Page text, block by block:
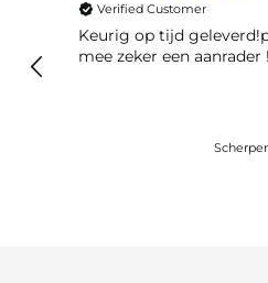
Verified Customer
Keurig op tijd
mee zeker een aanrader !